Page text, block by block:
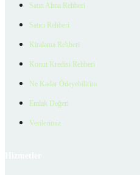
Satın Alma Rehberi
Satıcı Rehberi
Kiralama Rehberi
Konut Kredisi Rehberi
Ne Kadar Ödeyebilirim
Emlak Değeri
Verilerimiz